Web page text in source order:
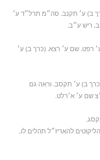
ב) ע׳ תקנב. סה״מ תרל״ד ע׳
רפט. שם ע׳ רצא. (כרך ב) ע׳
ב) ע׳ תקסב. וראה גם
שם ע׳ א׳רלט.
להאריז״ל תהלים לו,